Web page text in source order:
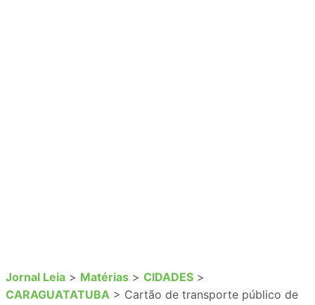
Jornal Leia > Matérias > CIDADES >
CARAGUATATUBA > Cartão de transporte público de